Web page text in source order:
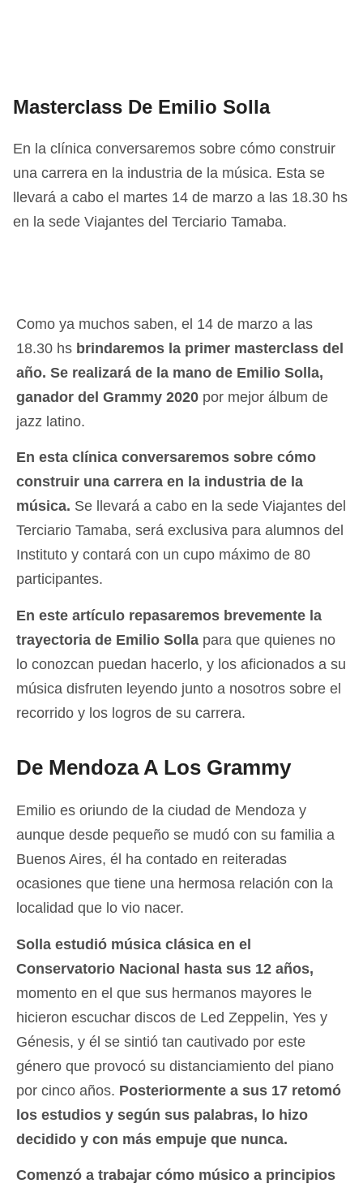
Masterclass De Emilio Solla
En la clínica conversaremos sobre cómo construir
una carrera en la industria de la música. Esta se
llevará a cabo el martes 14 de marzo a las 18.30 hs
en la sede Viajantes del Terciario Tamaba.
Como ya muchos saben, el 14 de marzo a las
18.30 hs brindaremos la primer masterclass del
año. Se realizará de la mano de Emilio Solla,
ganador del Grammy 2020 por mejor álbum de
jazz latino.
En esta clínica conversaremos sobre cómo
construir una carrera en la industria de la
música. Se llevará a cabo en la sede Viajantes del
Terciario Tamaba, será exclusiva para alumnos del
Instituto y contará con un cupo máximo de 80
participantes.
En este artículo repasaremos brevemente la
trayectoria de Emilio Solla para que quienes no
lo conozcan puedan hacerlo, y los aficionados a su
música disfruten leyendo junto a nosotros sobre el
recorrido y los logros de su carrera.
De Mendoza A Los Grammy
Emilio es oriundo de la ciudad de Mendoza y
aunque desde pequeño se mudó con su familia a
Buenos Aires, él ha contado en reiteradas
ocasiones que tiene una hermosa relación con la
localidad que lo vio nacer.
Solla estudió música clásica en el
Conservatorio Nacional hasta sus 12 años,
momento en el que sus hermanos mayores le
hicieron escuchar discos de Led Zeppelin, Yes y
Génesis, y él se sintió tan cautivado por este
género que provocó su distanciamiento del piano
por cinco años. Posteriormente a sus 17 retomó
los estudios y según sus palabras, lo hizo
decidido y con más empuje que nunca.
Comenzó a trabajar cómo músico a principios